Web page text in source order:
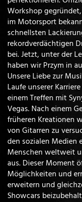
Workshop
im Motorsport
schnellsten
rekordverdächtigen
bei. Jetzt, unter der
haben wir Przym in
Unsere Liebe zur
Laufe unserer
einem Treffen mit
Vegas. Nach einem
früheren Kreationen
von Gitarren zu
den sozialen Medien
Menschen weltweit
aus. Dieser Moment
Möglichkeiten und
erweitern und
Showcars